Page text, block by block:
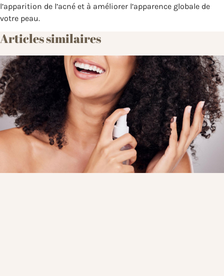
l’apparition de l’acné et à améliorer l’apparence globale de
votre peau.
Articles similaires